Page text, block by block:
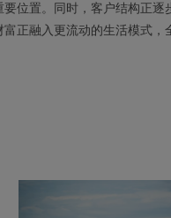
位置。同时，客户结构正
正融入更流动的生活模式